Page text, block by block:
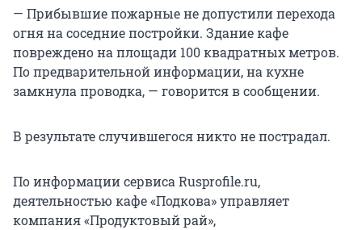
— Прибывшие пожарные не допустили перехода
огня на соседние постройки. Здание кафе
повреждено на площади 100 квадратных метров.
По предварительной информации, на кухне
замкнула проводка, — говорится в сообщении.
В результате случившегося никто не пострадал.
По информации сервиса Rusprofile.ru,
деятельностью кафе «Подкова» управляет
компания «Продуктовый рай»,